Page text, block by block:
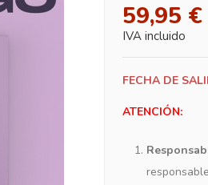
59,95 €
IVA incluido
FECHA DE
ATENCIÓN: